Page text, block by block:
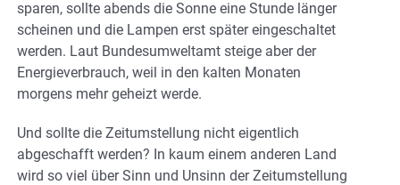
sparen, sollte abends die Sonne eine Stunde länger
scheinen und die Lampen erst später eingeschaltet
werden. Laut Bundesumweltamt steige aber der
Energieverbrauch, weil in den kalten Monaten
morgens mehr geheizt werde.
Und sollte die Zeitumstellung nicht eigentlich
abgeschafft werden? In kaum einem anderen Land
wird so viel über Sinn und Unsinn der Zeitumstellung